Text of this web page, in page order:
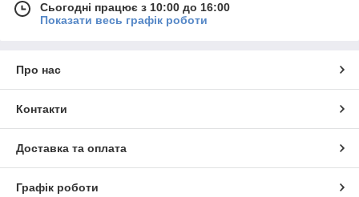
Сьогодні працює з 10:00 до 16:00
Показати весь графік роботи
Про нас
Контакти
Доставка та оплата
Графік роботи